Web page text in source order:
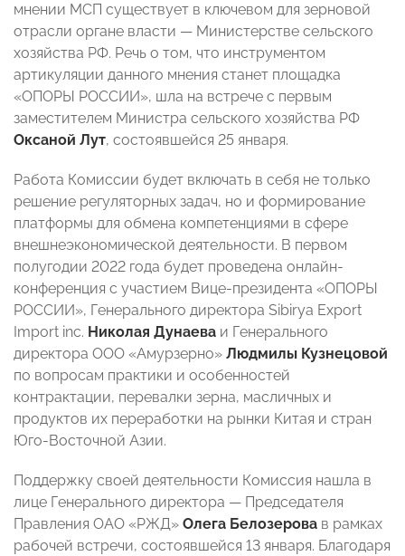
мнении МСП существует в ключевом для зерновой
отрасли органе власти — Министерстве сельского
хозяйства РФ. Речь о том, что инструментом
артикуляции данного мнения станет площадка
«ОПОРЫ РОССИИ», шла на встрече с первым
заместителем Министра сельского хозяйства РФ
Оксаной Лут, состоявшейся 25 января.
Работа Комиссии будет включать в себя не только
решение регуляторных задач, но и формирование
платформы для обмена компетенциями в сфере
внешнеэкономической деятельности. В первом
полугодии 2022 года будет проведена онлайн-
конференция с участием Вице-президента «ОПОРЫ
РОССИИ», Генерального директора Sibirya Export
Import inc. Николая Дунаева и Генерального
директора ООО «Амурзерно» Людмилы Кузнецовой
по вопросам практики и особенностей
контрактации, перевалки зерна, масличных и
продуктов их переработки на рынки Китая и стран
Юго-Восточной Азии.
Поддержку своей деятельности Комиссия нашла в
лице Генерального директора — Председателя
Правления ОАО «РЖД» Олега Белозерова в рамках
рабочей встречи, состоявшейся 13 января. Благодаря